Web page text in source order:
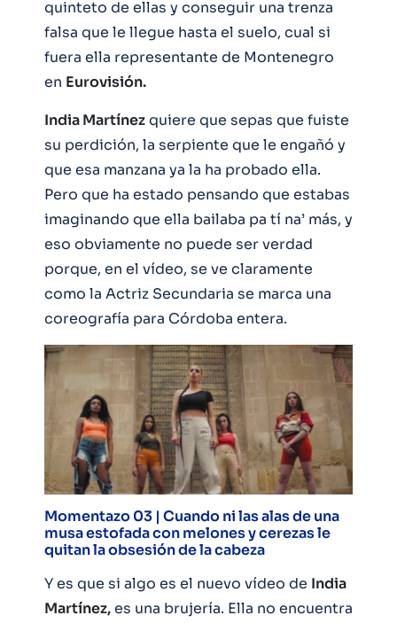
quinteto de ellas y conseguir una trenza
falsa que le llegue hasta el suelo, cual si
fuera ella representante de Montenegro
en Eurovisión.
India Martínezquiere que sepas que fuiste
su perdición, la serpiente que le engañó y
que esa manzana ya la ha probado ella.
Pero que ha estado pensando que estabas
imaginando que ella bailaba pa tí na’ más, y
eso obviamente no puede ser verdad
porque, en el vídeo, se ve claramente
como la Actriz Secundaria se marca una
coreografía para Córdoba entera.
Momentazo 03 | Cuando ni las alas de una
musa estofada con melones y cerezas le
quitan la obsesión de la cabeza
Y es que si algo es el nuevo vídeo de India
Martínez,es una brujería. Ella no encuentra